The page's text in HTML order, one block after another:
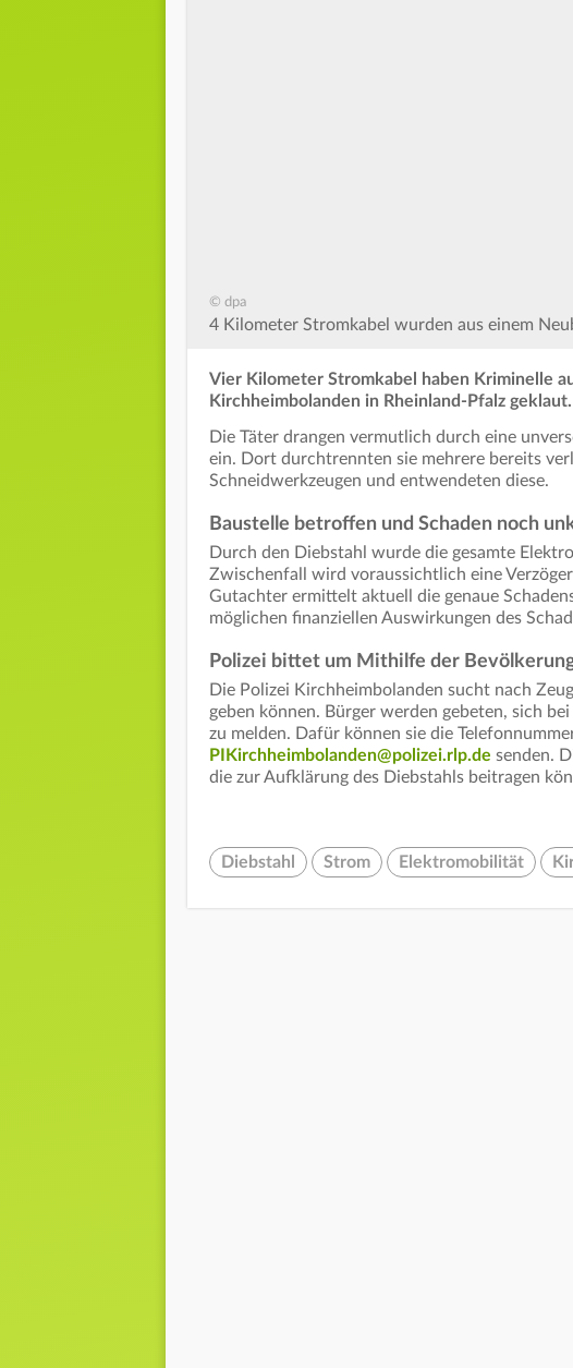
© dpa
4 Kilometer Stromkabel wurden aus einem
Vier Kilometer Stromkabel haben Kriminelle
Kirchheimbolanden in Rheinland-Pfalz geklaut.
Die Täter drangen vermutlich durch eine
ein. Dort durchtrennten sie mehrere bereits
Schneidwerkzeugen und entwendeten diese.
Baustelle betroffen und Schaden noch
Durch den Diebstahl wurde die gesamte
Zwischenfall wird voraussichtlich eine
Gutachter ermittelt aktuell die genaue
möglichen finanziellen Auswirkungen des
Polizei bittet um Mithilfe der
Die Polizei Kirchheimbolanden sucht nach
geben können. Bürger werden gebeten, sich
zu melden. Dafür können sie die
PIKirchheimbolanden@polizei.rlp.de senden.
die zur Aufklärung des Diebstahls beitragen
Diebstahl Strom Elektromobilität